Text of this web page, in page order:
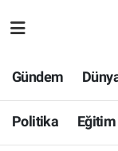
Gündem
Politika Eğitim
Eğitim
Asayiş
Hava
Namaz